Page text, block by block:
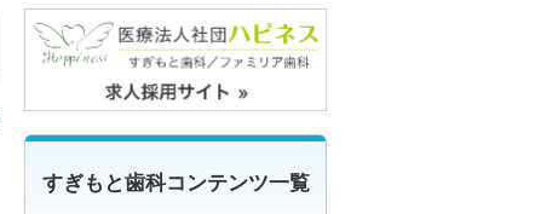
すぎもと歯科コンテンツ一覧